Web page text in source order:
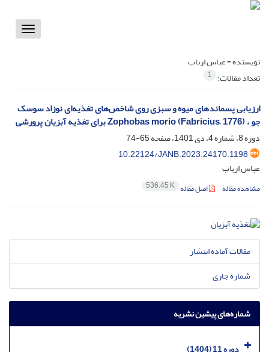
Toggle
نویسنده =عباس ارباب
تعداد مقالات: 1
ارزیابی پسماندهای میوه و سبزی روی شاخص‌های تغذیه‌ای نوزاد سوسک
جو ، Zophobas morio (Fabricius, 1776) برای تغذیه آبزیان پرورشی
دوره 8، شماره 4، دی 1401، صفحه
65-74
10.22124/JANB.2023.24170.1198
عباس ارباب
مشاهده مقاله اصل مقاله 536.45 K
مقالات آماده انتشار
شماره جاری
شماره‌های پیشین نشریه